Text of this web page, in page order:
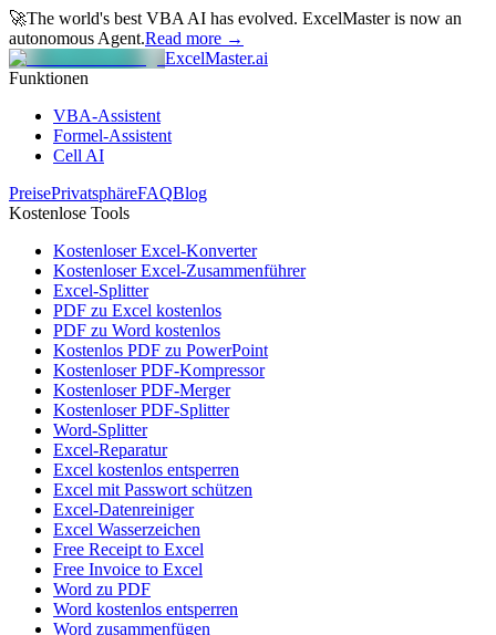
🚀The world's best VBA AI has evolved. ExcelMaster is now an
autonomous Agent.Read more →
ExcelMaster.ai
Funktionen
VBA-Assistent
Formel-Assistent
Cell AI
PreisePrivatsphäreFAQBlog
Kostenlose Tools
Kostenloser Excel-Konverter
Kostenloser Excel-Zusammenführer
Excel-Splitter
PDF zu Excel kostenlos
PDF zu Word kostenlos
Kostenlos PDF zu PowerPoint
Kostenloser PDF-Kompressor
Kostenloser PDF-Merger
Kostenloser PDF-Splitter
Word-Splitter
Excel-Reparatur
Excel kostenlos entsperren
Excel mit Passwort schützen
Excel-Datenreiniger
Excel Wasserzeichen
Free Receipt to Excel
Free Invoice to Excel
Word zu PDF
Word kostenlos entsperren
Word zusammenfügen